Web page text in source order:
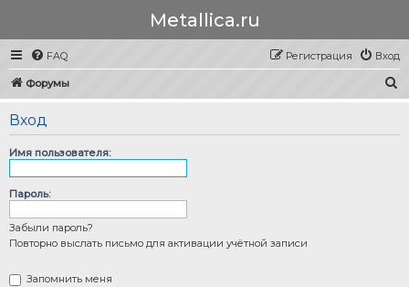
Metallica.ru
FAQ Вход
Регистрация
Форумы
Вход
Имя пользователя:
Пароль:
Забыли пароль?
Повторно выслать письмо для активации учётной записи
Запомнить меня